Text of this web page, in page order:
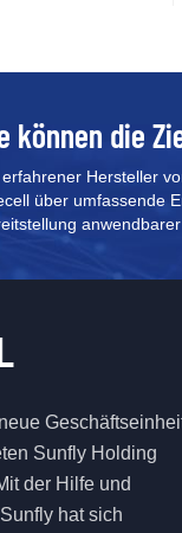
einphasiges
System XD3-
Pro All-in-
6,2 kW
Solar-
für
können die
erfahrener Hersteller
über umfassende
Sunfly Holding
der Hilfe und
hat sich